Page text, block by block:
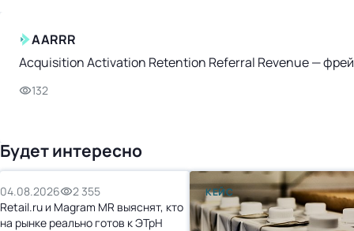
AARRR
Acquisition Activation Retention Referral Revenue —
132
Будет интересно
04.08.2026
2 355
Retail.ru и Magram MR выяснят, кто
на рынке реально готов к ЭТрН
КЕЙС